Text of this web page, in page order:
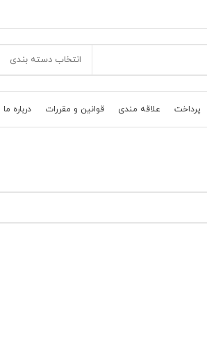
انتخاب دسته بندی
پرداخت علاقه مندی قوانین و مقررات درباره ما